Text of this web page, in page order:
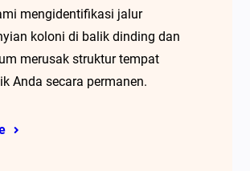
mengidentifikasi jalur
koloni di balik dinding dan
merusak struktur tempat
Anda secara permanen.